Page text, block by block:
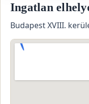
Ingatlan
Budapest XVIII.